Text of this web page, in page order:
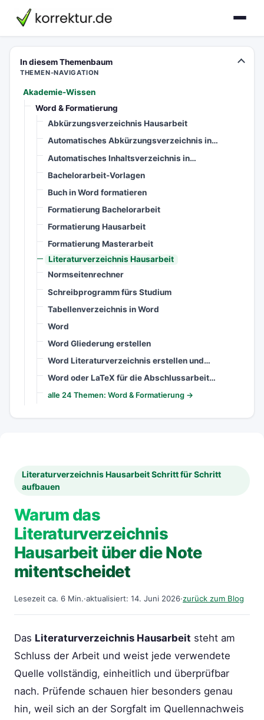
korrektur.de
In diesem Themenbaum
THEMEN-NAVIGATION
Akademie-Wissen
Word & Formatierung
Abkürzungsverzeichnis Hausarbeit
Automatisches Abkürzungsverzeichnis in…
Automatisches Inhaltsverzeichnis in…
Bachelorarbeit-Vorlagen
Buch in Word formatieren
Formatierung Bachelorarbeit
Formatierung Hausarbeit
Formatierung Masterarbeit
Literaturverzeichnis Hausarbeit
Normseitenrechner
Schreibprogramm fürs Studium
Tabellenverzeichnis in Word
Word
Word Gliederung erstellen
Word Literaturverzeichnis erstellen und…
Word oder LaTeX für die Abschlussarbeit…
alle 24 Themen: Word & Formatierung →
Literaturverzeichnis Hausarbeit Schritt für Schritt
aufbauen
Warum das
Literaturverzeichnis
Hausarbeit über die Note
mitentscheidet
Lesezeit ca. 6 Min.·aktualisiert: 14. Juni 2026·zurück zum Blog
Das Literaturverzeichnis Hausarbeit steht am
Schluss der Arbeit und weist jede verwendete
Quelle vollständig, einheitlich und überprüfbar
nach. Prüfende schauen hier besonders genau
hin, weil sich an der Sorgfalt im Quellennachweis